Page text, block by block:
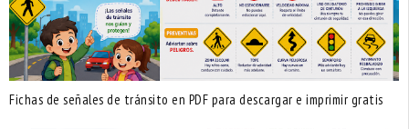
Fichas de señales de tránsito en PDF para descargar e imprimir gratis